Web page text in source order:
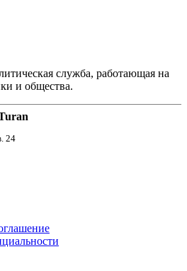
служба, работающая на
и общества.
24